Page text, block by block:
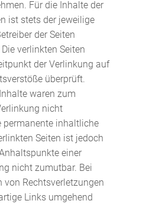
Für die Inhalte der
ist stets der jeweilige
der Seiten
verlinkten Seiten
der Verlinkung auf
überprüft.
waren zum
nicht
permanente inhaltliche
Seiten ist jedoch
einer
nicht zumutbar. Bei
von Rechtsverletzungen
Links umgehend